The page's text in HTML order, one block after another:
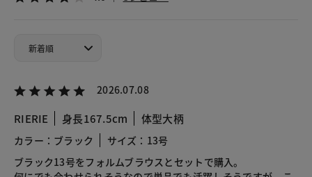
2026.07.08
RIERIE 身長167.5cm 体型大柄
カラー：ブラック
サイズ：13号
ブラック13号をフォルムブラウスとセットで購入。